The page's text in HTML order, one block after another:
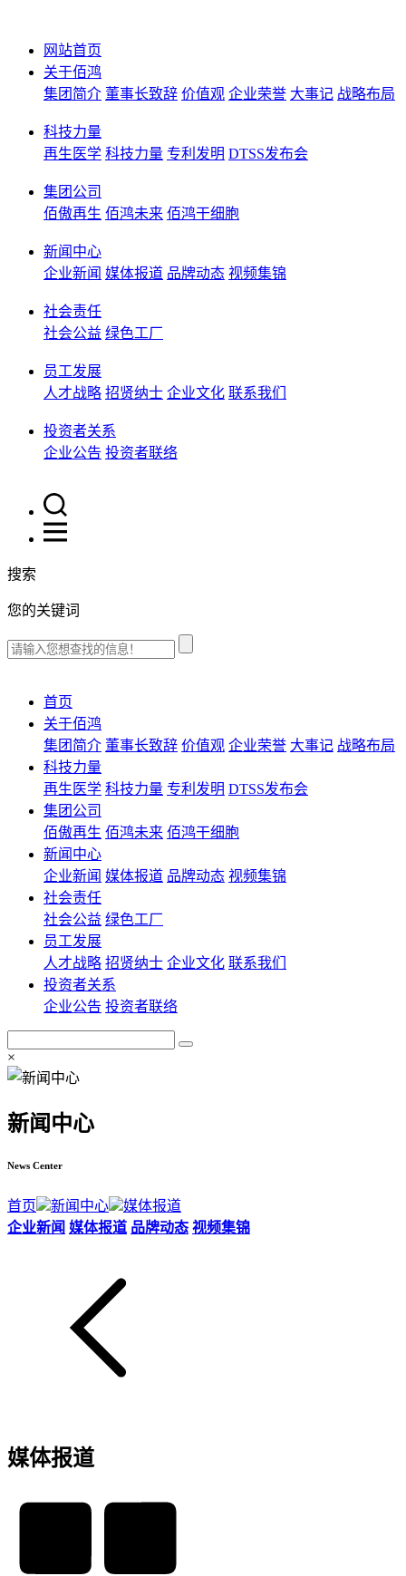
网站首页
关于佰鸿
集团简介 董事长致辞 价值观 企业荣誉 大事记 战略布局
科技力量
再生医学 科技力量 专利发明 DTSS发布会
集团公司
佰傲再生 佰鸿未来 佰鸿干细胞
新闻中心
企业新闻 媒体报道 品牌动态 视频集锦
社会责任
社会公益 绿色工厂
员工发展
人才战略 招贤纳士 企业文化 联系我们
投资者关系
企业公告 投资者联络
搜索
您的关键词
首页
关于佰鸿
集团简介 董事长致辞 价值观 企业荣誉 大事记 战略布局
科技力量
再生医学 科技力量 专利发明 DTSS发布会
集团公司
佰傲再生 佰鸿未来 佰鸿干细胞
新闻中心
企业新闻 媒体报道 品牌动态 视频集锦
社会责任
社会公益 绿色工厂
员工发展
人才战略 招贤纳士 企业文化 联系我们
投资者关系
企业公告 投资者联络
×
新闻中心
News Center
首页 新闻中心
媒体报道
企业新闻 媒体报道 品牌动态 视频集锦
媒体报道